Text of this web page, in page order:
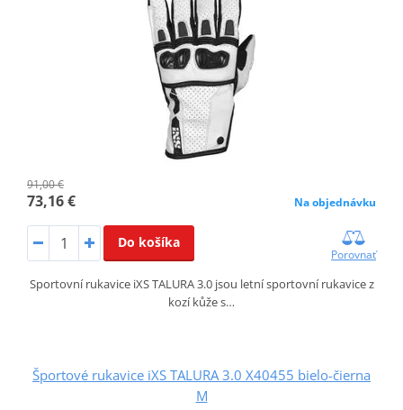
91,00 €
73,16 € Na objednávku
Do košíka
Porovnať
Sportovní rukavice iXS TALURA 3.0 jsou letní sportovní rukavice z
kozí kůže s…
Športové rukavice iXS TALURA 3.0 X40455 bielo-čierna
M